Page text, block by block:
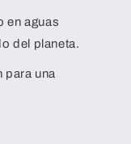
en aguas
del planeta.
para una